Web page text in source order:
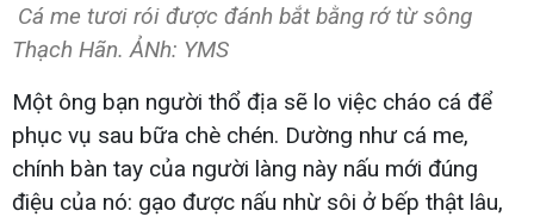
Cá me tươi rói được đánh bắt bằng rớ từ sông
Thạch Hãn. ẢNh: YMS
Một ông bạn người thổ địa sẽ lo việc cháo cá để
phục vụ sau bữa chè chén. Dường như cá me,
chính bàn tay của người làng này nấu mới đúng
điệu của nó: gạo được nấu nhừ sôi ở bếp thật lâu,